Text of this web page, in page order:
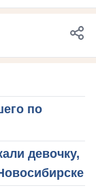
по
девочку,